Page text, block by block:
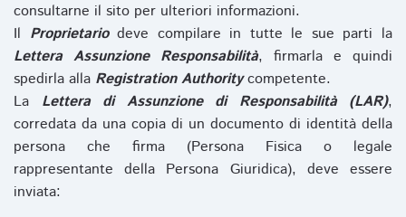
consultarne il sito per ulteriori informazioni.
Il Proprietariodeve compilare in tutte le sue parti la
Lettera Assunzione Responsabilità, firmarla e quindi
spedirla alla Registration Authoritycompetente.
La Lettera di Assunzione di Responsabilità (LAR),
corredata da una copia di un documento di identità della
persona che firma (Persona Fisica o legale
rappresentante della Persona Giuridica), deve essere
inviata: